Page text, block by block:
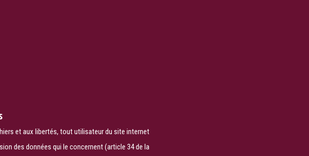
et aux libertés, tout utilisateur du site internet
des données qui le concernent (article 34 de la